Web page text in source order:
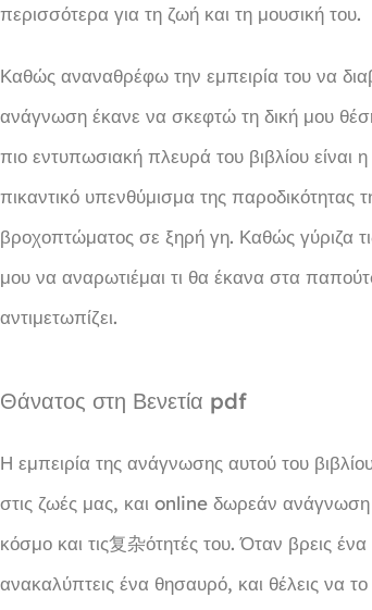
περισσότερα για τη ζωή και τη μουσική του.
Καθώς αναναθρέφω την εμπειρία του να
ανάγνωση έκανε να σκεφτώ τη δική μου
πιο εντυπωσιακή πλευρά του βιβλίου είναι
πικαντικό υπενθύμισμα της
βροχοπτώματος σε ξηρή γη. Καθώς γύριζα
μου να αναρωτιέμαι τι θα έκανα στα
αντιμετωπίζει.
Θάνατος στη Βενετία pdf
Η εμπειρία της ανάγνωσης αυτού του
στις ζωές μας, και online δωρεάν
κόσμο και τις复杂ότητές του. Όταν βρεις
ανακαλύπτεις ένα θησαυρό, και θέλεις να